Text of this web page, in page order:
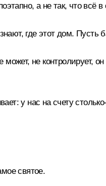
а не так, что всё в
где этот дом. Пусть
не контролирует,
у нас на счету
святое.